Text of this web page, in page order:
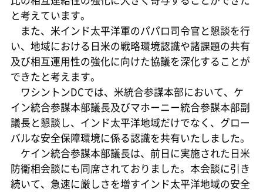
と考えています。
また、米インド太平洋軍のパパロ司令官と懇談を行
い、地域における日米の戦略環境認識や諸課題の共有
及び相互運用性の強化に向けた協議を深化することが
できたと考えます。
ワシントンDCでは、米統合参謀本部において、ケ
イン統合参謀本部議長及びマホーニー統合参謀本部副
議長と懇談し、インド太平洋地域だけでなく、グロー
バルな安全保障環境に係る認識を共有いたしました。
ケイン統合参謀本部議長は、前日に実施された日米
防衛相会談にも同席されておりました。本会談に引き
続いて、急速に厳しさを増すインド太平洋地域の安全